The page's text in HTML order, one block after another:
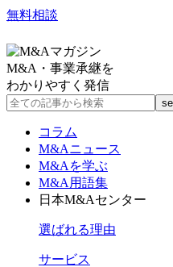
無料相談
M&A・事業承継を
わかりやすく発信
コラム
M&Aニュース
M&Aを学ぶ
M&A用語集
日本M&Aセンター
選ばれる理由
サービス